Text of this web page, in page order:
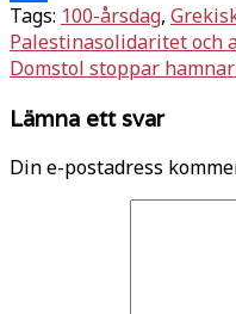
Dela
Tags: 100-årsdag,
Palestinasolidaritet och
Domstol stoppar
Lämna ett svar
Din e-postadress